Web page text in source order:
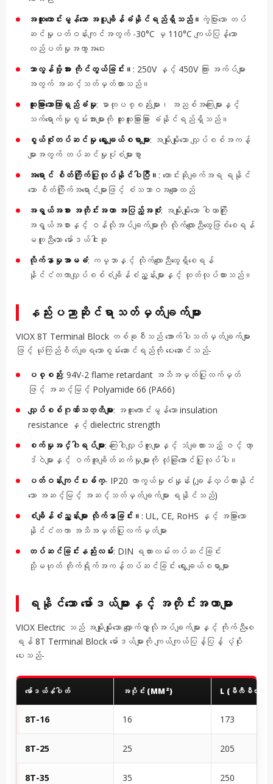
အထူးကောင်းမွန်သော အပူချိန်ခံနိုင်ရည်ရှိသည်။ ကွဲပြားသော တပ်
ဆင်မှုပတ်ဝန်းကျင်အတွက် -30°C မှ 110°C ကျယ်ပြန့်သော
လည်ပတ်မှုအကွာအဝေး
သာလွန်ဗို့အား ကိုင်တွယ်ခြင်း။ : 250V နှင့် 450V ကြား အက်ပ်များ
အတွက် အဆင့်သတ်မှတ်ထားသည်။
ထူးခြားသောကြာရှည်ခံမှု: ဓာတုပစ္စည်းများ၊ အညစ်အကြေးများနှင့်
သက်ရောက်မှုစွမ်းအားများကို ထူးထူးခြားခြား ခံနိုင်ရည်ရှိသည်။
စွယ်စုံတပ်ဆင်မှု ရွေးချယ်စရာများ: အမျိုးမျိုးသော လျှပ်စစ်အကန့်
များအတွက် တပ်ဆင်မှုပုံစံများစွာ
အရောင် စိတ်ကြိုက်ပြုလုပ်နိုင်ပါပြီ။ : တောင်းဆိုချက်အရ ရနိုင်
သော စိတ်ကြိုက်အရောင်များဖြင့် စံသဘာဝအချောထည်
အရွယ်အစား အတိုင်းအတာ အပြည့်အစုံ: အမျိုးမျိုးသော ဝါယာကြိုး
အရွယ်အစားနှင့် ဝန်လိုအပ်ချက်များကို လိုက်လျောညီထွေဖြစ်စေရန်
မတူညီသော မော်ဒယ်ငါးခု
လိုက်နာမှုအာမခံ: ကမ္ဘာနှင့် လိုက်လျောညီထွေရှိစေရန်
နိုင်ငံတကာလျှပ်စစ်စံချိန်စံညွှန်းများနှင့် ထုတ်လုပ်ထားသည်။
နည်းပညာဆိုင်ရာသတ်မှတ်ချက်များ
VIOX 8T Terminal Block တစ်ခုစီသည် အောက်ပါသတ်မှတ်ချက်များ
ဖြင့် ယုံကြည်စိတ်ချရသောစွမ်းဆောင်ရည်ကို ပေးဆောင်သည်-
ပစ္စည်း: 94V-2 flame retardant အသိအမှတ်ပြုလက်မှတ်
ဖြင့် အဆင့်မြင့် Polyamide 66 (PA66)
လျှပ်စစ်ဂုဏ်သတ္တိများ: အထူးကောင်းမွန်သော insulation
resistance နှင့် dielectric strength
စက်မှုအင်္ဂါရပ်များ: ကြေးဝါလျှပ်ကူးများနှင့် သံချထားသည့် ဇင့် ဟာ့
ဒ်ဝဲများနှင့် ဝက်အူချိတ်ဆက်မှုများကို လုံခြုံအောင်ပြုလုပ်ပါ။
ပတ်ဝန်းကျင်ပးခ်က္- IP20 ကာကွယ်မှုစံနှုန်း (ချန်လှပ်ထားနိုင်
သော အဆင့်မြင့် အဆင့်သတ်မှတ်ချက်များ ရနိုင်သည်)
စံချိန်စံညွှန်းများ လိုက်နာခြင်း။ : UL, CE, RoHS နှင့် အခြားသော
နိုင်ငံတကာ အသိအမှတ်ပြုလက်မှတ်များ
တပ်ဆင်ခြင်းနည်းလမ်း: DIN ရထားလမ်းတပ်ဆင်ခြင်း
သို့မဟုတ် တိုက်ရိုက်အကန့်တပ်ဆင်ခြင်း ရွေးချယ်စရာများ
ရနိုင်သော မော်ဒယ်များနှင့် အတိုင်းအတာများ
VIOX Electric သည် အမျိုးမျိုးသော လျှောက်လွှာလိုအပ်ချက်များနှင့် ကိုက်ညီစေ
ရန် 8T Terminal Block မော်ဒယ်များကို ကျယ်ကျယ်ပြန့်ပြန့် ပံ့ပိုး
ပေးသည်-
မော်ဒယ်နံပါတ် အပိုင်း (MM²) L (မီလီမီတာ)
8T-16 16 173
8T-25 25 205
8T-35 35 250